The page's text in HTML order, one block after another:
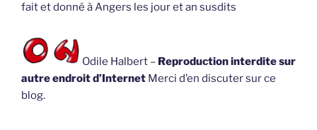
fait et donné à Angers les jour et an susdits
Odile Halbert – Reproduction interdite sur
autre endroit d’Internet Merci d’en discuter sur ce
blog.